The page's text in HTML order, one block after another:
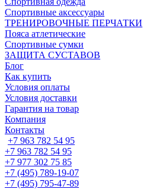
Спортивные аксессуары
ТРЕНИРОВОЧНЫЕ ПЕРЧАТКИ
Пояса атлетические
Спортивные сумки
ЗАЩИТА СУСТАВОВ
Блог
Как купить
Условия оплаты
Условия доставки
Гарантия на товар
Компания
Контакты
+7 963 782 54 95
+7 963 782 54 95
+7 977 302 75 85
+7 (495) 789-19-07
+7 (495) 795-47-89